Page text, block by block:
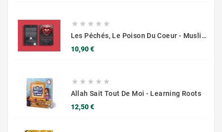
    
Les Péchés, Le Poison Du Coeur - Muslim City
10,90 €Prix
    
Allah Sait Tout De Moi - Learning Roots
12,50 €Prix